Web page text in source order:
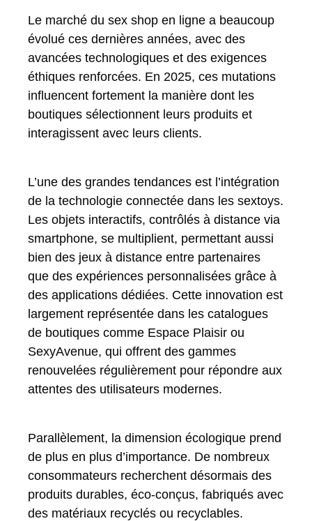
Le marché du sex shop en ligne a beaucoup
évolué ces dernières années, avec des
avancées technologiques et des exigences
éthiques renforcées. En 2025, ces mutations
influencent fortement la manière dont les
boutiques sélectionnent leurs produits et
interagissent avec leurs clients.
L’une des grandes tendances est l’intégration
de la technologie connectée dans les sextoys.
Les objets interactifs, contrôlés à distance via
smartphone, se multiplient, permettant aussi
bien des jeux à distance entre partenaires
que des expériences personnalisées grâce à
des applications dédiées. Cette innovation est
largement représentée dans les catalogues
de boutiques comme Espace Plaisir ou
SexyAvenue, qui offrent des gammes
renouvelées régulièrement pour répondre aux
attentes des utilisateurs modernes.
Parallèlement, la dimension écologique prend
de plus en plus d’importance. De nombreux
consommateurs recherchent désormais des
produits durables, éco-conçus, fabriqués avec
des matériaux recyclés ou recyclables.